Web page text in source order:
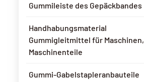
Gummileiste des Gepäckbandes
Handhabungsmaterial
Gummigleitmittel für Maschinen,
Maschinenteile
Gummi-Gabelstapleranbauteile